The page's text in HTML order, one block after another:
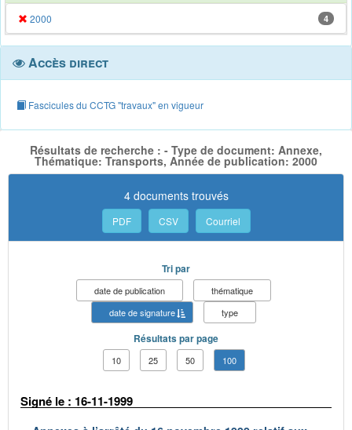
2000 4
Accès direct
Fascicules du CCTG "travaux" en vigueur
Résultats de recherche : - Type de document: Annexe,
Thématique: Transports, Année de publication: 2000
4 documents trouvés
PDF CSV Courriel
Tri par
date de publication
thématique
date de signature
type
Résultats par page
10 25 50 100
Signé le : 16-11-1999